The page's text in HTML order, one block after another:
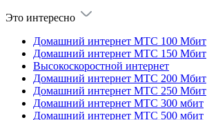
Это интересно
Домашний интернет МТС 100 Мбит
Домашний интернет МТС 150 Мбит
Высокоскоростной интернет
Домашний интернет МТС 200 Мбит
Домашний интернет МТС 250 Мбит
Домашний интернет МТС 300 мбит
Домашний интернет МТС 500 мбит